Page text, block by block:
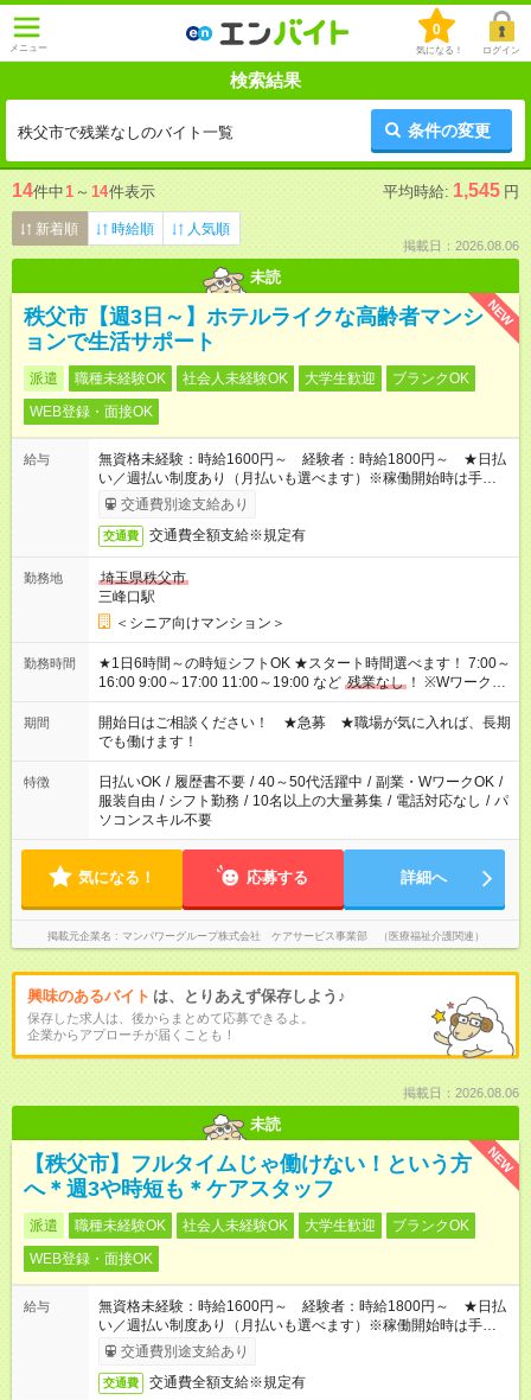
メニュー
0
気になる！ ログイン
検索結果
秩父市で残業なしのバイト一覧 条件の変更
14件中1 ～ 14件表示 平均時給: 1,545 円
新着順 時給順 人気順
掲載日：2026.08.06
未読
NEW
秩父市【週3日～】ホテルライクな高齢者マンシ
ョンで生活サポート
派遣 職種未経験OK 社会人未経験OK 大学生歓迎
ブランクOK
WEB登録・面接OK
給与
無資格未経験：時給1600円～ 経験者：時給1800円～ ★日払
い／週払い制度あり（月払いも選べます）※稼働開始時は手続き
完了次第のお支払いとなります。
交通費別途支給あり
交通費 交通費全額支給※規定有
勤務地
埼玉県秩父市
三峰口駅
＜シニア向けマンション＞
勤務時間
★1日6時間～の時短シフトOK ★スタート時間選べます！ 7:00～
16:00 9:00～17:00 11:00～19:00 など 残業なし ！ ※Wワークの
場合、他のお仕事と合わせ週40時間超の就業はご案内できませ
ん ※法令に基づき、週20時間以上勤務は社会保険への加入対象
となります ※労働者派遣法（日雇い派遣の原則禁止）により、
短時間・短期間の就業はご案内が難しい場合があります
期間
開始日はご相談ください！ ★急募 ★職場が気に入れば、長期
でも働けます！
特徴 日払いOK / 履歴書不要 / 40～50代活躍中 / 副業・WワークOK /
服装自由 / シフト勤務 / 10名以上の大量募集 / 電話対応なし / パ
ソコンスキル不要
気になる！ 応募する 詳細へ
掲載元企業名 マンパワーグループ株式会社 ケアサービス事業部 （医療福祉介護関連）
興味のあるバイト は、とりあえず保存しよう♪
保存した求人は、後からまとめて応募できるよ。
企業からアプローチが届くことも！
掲載日：2026.08.06
未読
NEW
【秩父市】フルタイムじゃ働けない！という方
へ＊週3や時短も＊ケアスタッフ
派遣 職種未経験OK 社会人未経験OK 大学生歓迎
ブランクOK
WEB登録・面接OK
給与
無資格未経験：時給1600円～ 経験者：時給1800円～ ★日払
い／週払い制度あり（月払いも選べます）※稼働開始時は手続き
完了次第のお支払いとなります。
交通費別途支給あり
交通費 交通費全額支給※規定有